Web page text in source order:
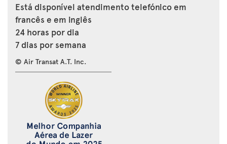
Está disponível atendimento telefónico em
francês e em inglês
24 horas por dia
7 dias por semana
© Air Transat A.T. Inc.